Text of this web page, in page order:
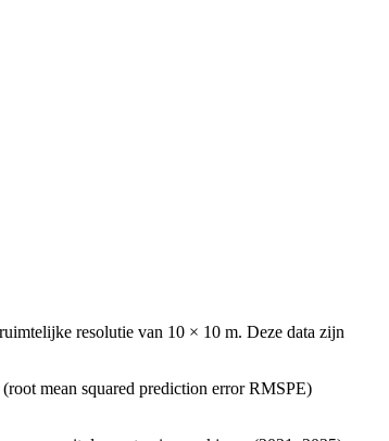
resolutie van 10 × 10 m. Deze data zijn
mean squared prediction error RMSPE)